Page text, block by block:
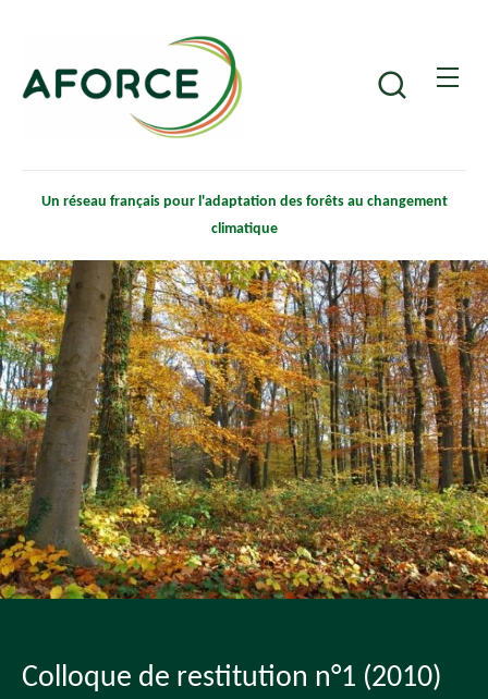
contenu
principal
Un réseau français pour l'adaptation des forêts au changement
climatique
Colloque de restitution n°1 (2010)